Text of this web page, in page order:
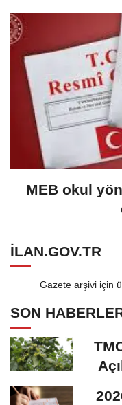
MEB okul
ILAN.GOV.TR
Gazete arşivi için
SON